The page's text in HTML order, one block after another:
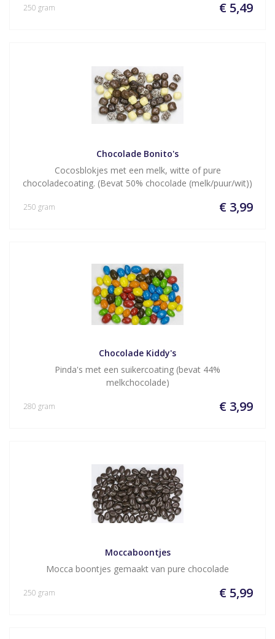
€ 5,49
250 gram
Chocolade Bonito's
Cocosblokjes met een melk, witte of pure
chocoladecoating. (Bevat 50% chocolade (melk/puur/wit))
€ 3,99
250 gram
Chocolade Kiddy's
Pinda's met een suikercoating (bevat 44%
melkchocolade)
€ 3,99
280 gram
Moccaboontjes
Mocca boontjes gemaakt van pure chocolade
€ 5,99
250 gram